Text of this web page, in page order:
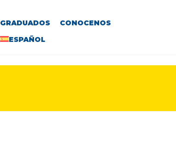
GRADUADOS
CONOCENOS
ESPAÑOL